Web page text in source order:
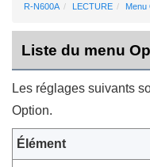
R-N600A LECTURE Menu
Liste du menu
Les réglages suivants
Option.
Élément